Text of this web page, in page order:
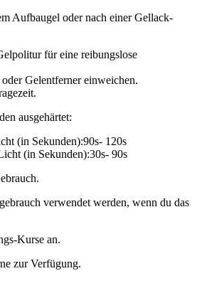
Aufbaugel oder nach einer Gellack-
für eine reibungslose
Gelentferner einweichen.
ausgehärtet:
(in Sekunden):90s- 120s
(in Sekunden):30s- 90s
verwendet werden, wenn du das
Kurse an.
zur Verfügung.